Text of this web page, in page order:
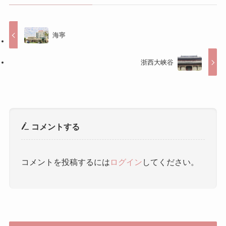
海寧
浙西大峡谷
コメントする
コメントを投稿するには ログイン してください。